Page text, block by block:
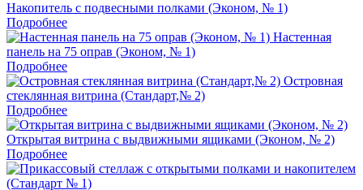
Накопитель с подвесными полками (Эконом, № 1)
Подробнее
Настенная
панель на 75 оправ (Эконом, № 1)
Подробнее
Островная
стеклянная витрина (Стандарт,№ 2)
Подробнее
Открытая витрина с выдвижными ящиками (Эконом, № 2)
Подробнее